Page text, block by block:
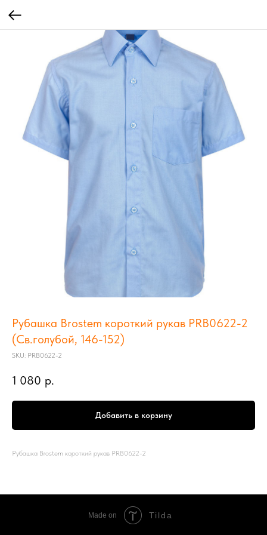
Рубашка Brostem короткий рукав PRB0622-2
(Св.голубой, 146-152)
SKU: PRB0622-2
1 080 р.
Добавить в корзину
Рубашка Brostem короткий рукав PRB0622-2
Made on Tilda